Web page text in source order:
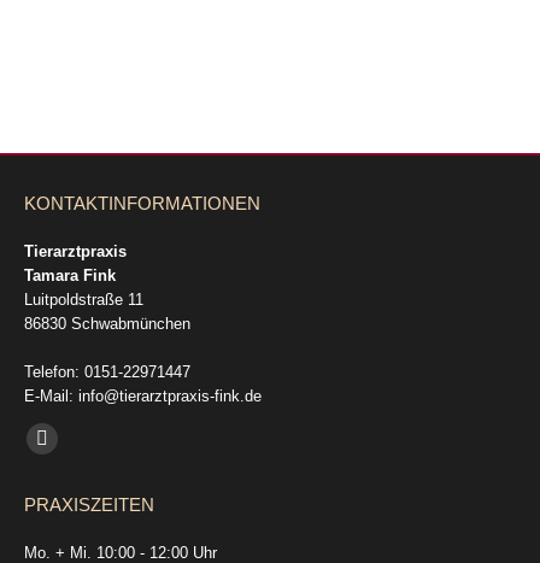
KONTAKTINFORMATIONEN
Tierarztpraxis
Tamara Fink
Luitpoldstraße 11
86830 Schwabmünchen
Telefon: 0151-22971447
E-Mail: info@tierarztpraxis-fink.de
Finden Sie uns auf:
E-
page
opens
PRAXISZEITEN
Mo. + Mi. 10:00 - 12:00 Uhr